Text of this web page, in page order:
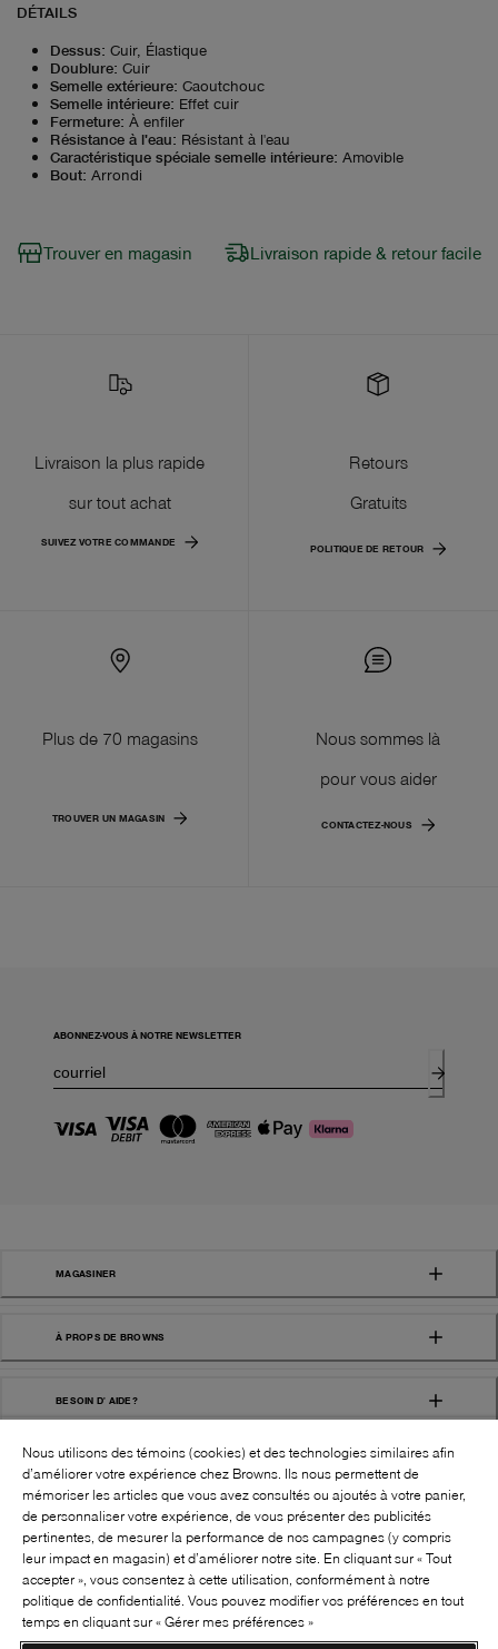
DÉTAILS
Dessus: Cuir, Élastique
Doublure: Cuir
Semelle extérieure: Caoutchouc
Semelle intérieure: Effet cuir
Fermeture: À enfiler
Résistance à l'eau: Résistant à l'eau
Caractéristique spéciale semelle intérieure: Amovible
Bout: Arrondi
Trouver en magasin Livraison rapide & retour facile
Livraison la plus rapide
sur tout achat
SUIVEZ VOTRE COMMANDE
Retours
Gratuits
POLITIQUE DE RETOUR
Plus de 70 magasins
TROUVER UN MAGASIN
Nous sommes là
pour vous aider
CONTACTEZ-NOUS
ABONNEZ-VOUS À NOTRE NEWSLETTER
MAGASINER
À PROPS DE BROWNS
BESOIN D' AIDE?
BROWNS SHOES INC. TOUS DROITS
RÉSERVÉS
SUIVEZ-NOUS!:
Nous utilisons des témoins (cookies) et des technologies similaires afin
d’améliorer votre expérience chez Browns. Ils nous permettent de
mémoriser les articles que vous avez consultés ou ajoutés à votre panier,
de personnaliser votre expérience, de vous présenter des publicités
pertinentes, de mesurer la performance de nos campagnes (y compris
leur impact en magasin) et d’améliorer notre site. En cliquant sur « Tout
accepter », vous consentez à cette utilisation, conformément à notre
politique de confidentialité. Vous pouvez modifier vos préférences en tout
temps en cliquant sur « Gérer mes préférences »